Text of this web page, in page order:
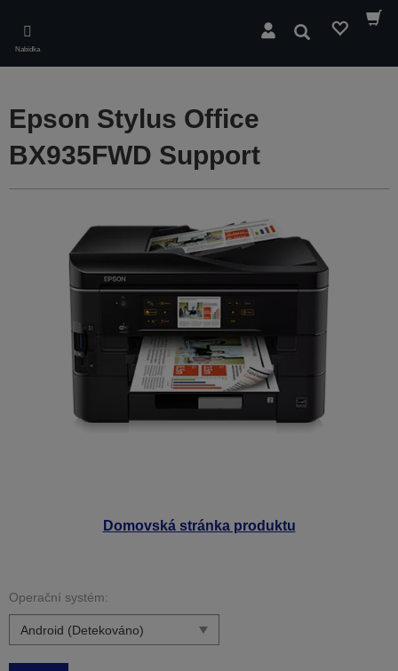
main
content
Nabídka
Hledat
Domovská stránka produktu
Epson Stylus Office
BX935FWD Support
Operační systém: